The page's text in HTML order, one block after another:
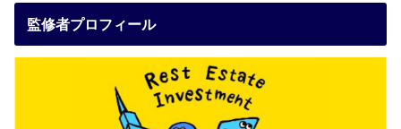
監修者プロフィール